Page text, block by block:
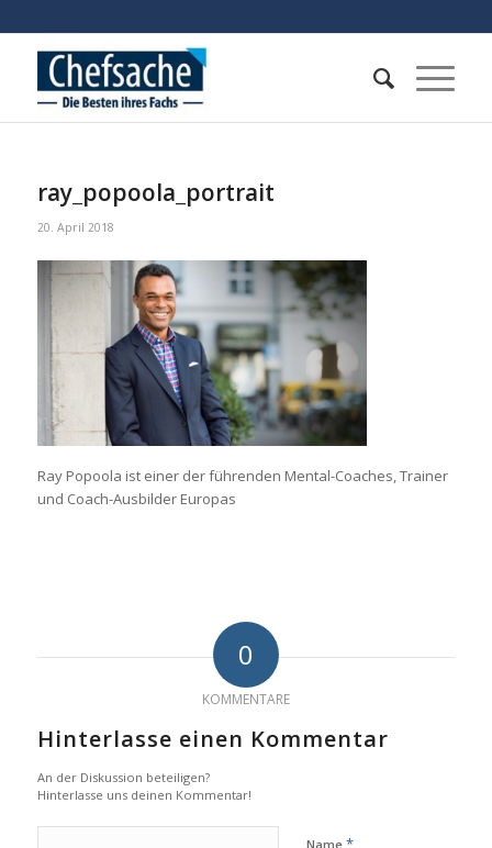
ray_popoola_portrait
20. April 2018
Ray Popoola ist einer der führenden Mental-Coaches, Trainer
und Coach-Ausbilder Europas
0
KOMMENTARE
Hinterlasse einen Kommentar
An der Diskussion beteiligen?
Hinterlasse uns deinen Kommentar!
Name *